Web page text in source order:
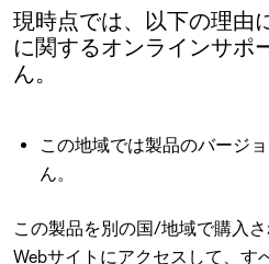
現時点では、以下の理由
に関するオンラインサポ
ん。
この地域では製品のバージ
ん。
この製品を別の国/地域で購入
Webサイトにアクセスして、す